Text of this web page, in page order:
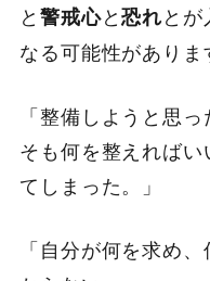
と警戒心と恐れと
なる可能性がありま
「整備しようと思
そも何を整えれば
てしまった。」
「自分が何を求め